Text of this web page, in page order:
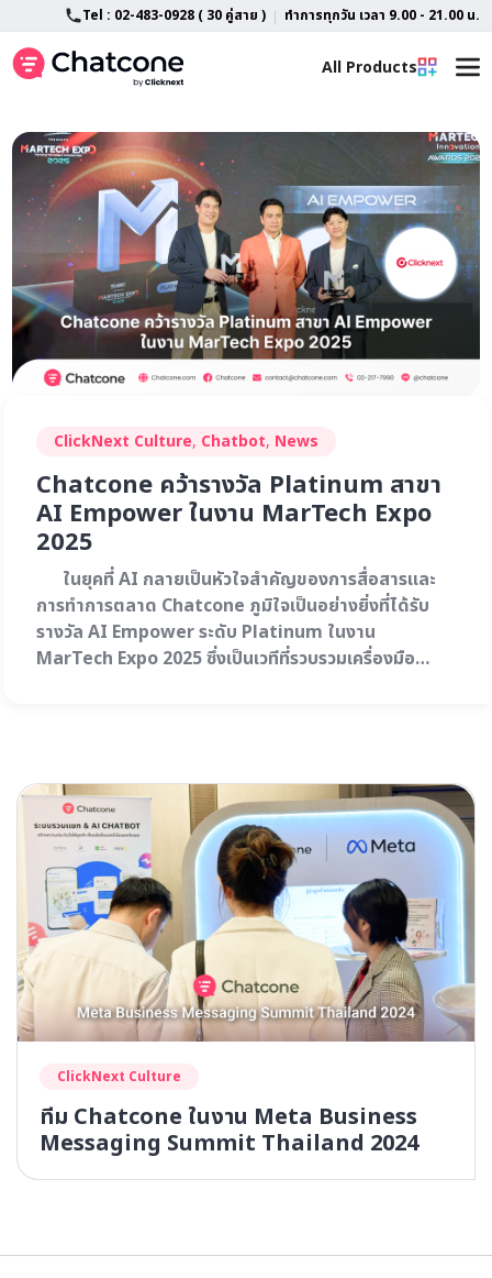
Tel : 02-483-0928 ( 30 คู่สาย ) ทำการทุกวัน เวลา 9.00 - 21.00 น.
All Feature
Advance AI Chatbot
Features
SlipCheck
Campaign Tracking
Lazada Chat
WeChat OA
AI Solution
LINE OA Customization
About
Blog
Support
All Products
ClickNext Culture, Chatbot, News
Chatcone คว้ารางวัล Platinum สาขา
AI Empower ในงาน MarTech Expo
2025
ในยุคที่ AI กลายเป็นหัวใจสำคัญของการสื่อสารและ
การทำการตลาด Chatcone ภูมิใจเป็นอย่างยิ่งที่ได้รับ
รางวัล AI Empower ระดับ Platinum ในงาน
MarTech Expo 2025 ซึ่งเป็นเวทีที่รวบรวมเครื่องมือ
ClickNext Culture
ทีม Chatcone ในงาน Meta Business
Messaging Summit Thailand 2024